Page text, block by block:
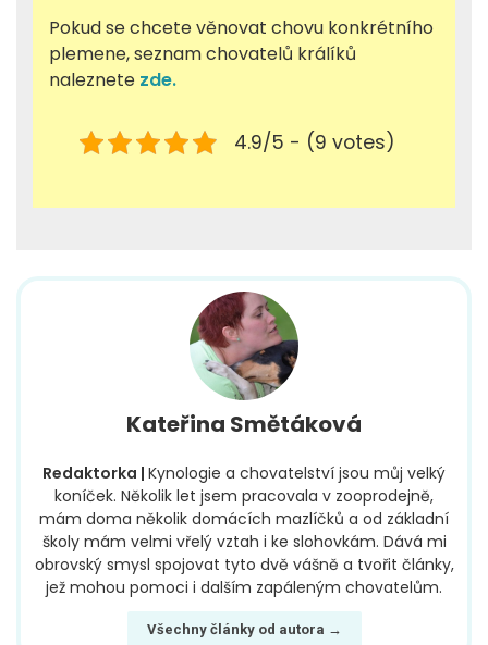
Pokud se chcete věnovat chovu konkrétního
plemene, seznam chovatelů králíků
naleznete zde.
4.9/5 - (9 votes)
Kateřina Smětáková
Redaktorka | Kynologie a chovatelství jsou můj velký
koníček. Několik let jsem pracovala v zooprodejně,
mám doma několik domácích mazlíčků a od základní
školy mám velmi vřelý vztah i ke slohovkám. Dává mi
obrovský smysl spojovat tyto dvě vášně a tvořit články,
jež mohou pomoci i dalším zapáleným chovatelům.
Všechny články od autora →